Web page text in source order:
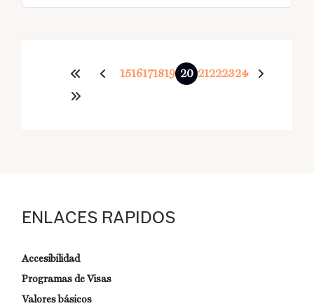
1516171819 20 21222324
ENLACES RAPIDOS
Accesibilidad
Programas de Visas
Valores básicos